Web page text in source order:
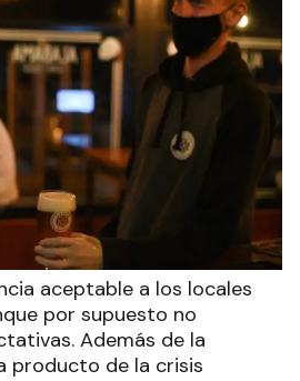
aceptable a los locales
por supuesto no
Además de la
producto de la crisis